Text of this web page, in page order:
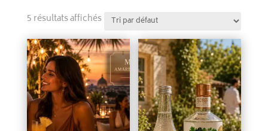
5 résultats affichés